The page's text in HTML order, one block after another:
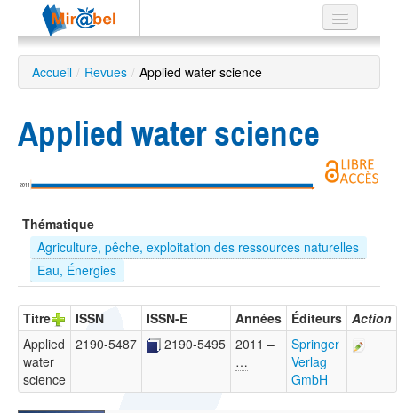
Le réseau
Soutien
Listes
Recherche
avancée
EN
ES
?
Accueil / Revues / Applied water science
Applied water science
2011
Thématique
Agriculture, pêche, exploitation des ressources naturelles
Eau, Énergies
Titre ISSN ISSN-E Années Éditeurs Action
Applied
water
science
2190-5487 2190-5495 2011 –
…
Springer
Verlag
GmbH